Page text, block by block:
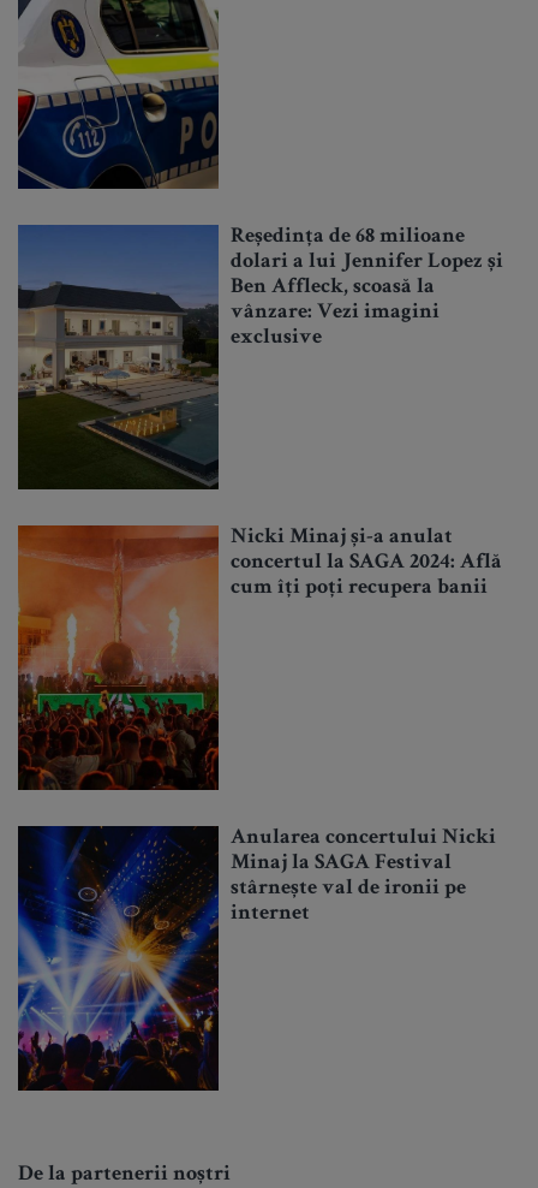
Reședința de 68 milioane
dolari a lui Jennifer Lopez și
Ben Affleck, scoasă la
vânzare: Vezi imagini
exclusive
Nicki Minaj și-a anulat
concertul la SAGA 2024: Află
cum îți poți recupera banii
Anularea concertului Nicki
Minaj la SAGA Festival
stârnește val de ironii pe
internet
De la partenerii noștri